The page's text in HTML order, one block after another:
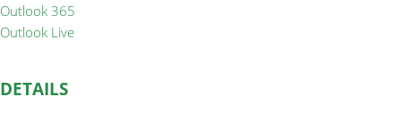
Outlook 365
Outlook Live
DETAILS